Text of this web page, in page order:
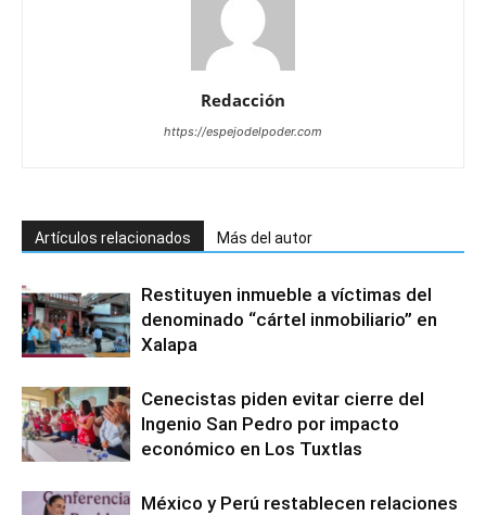
Redacción
https://espejodelpoder.com
Artículos relacionados Más del autor
Restituyen inmueble a víctimas del
denominado “cártel inmobiliario” en
Xalapa
Cenecistas piden evitar cierre del
Ingenio San Pedro por impacto
económico en Los Tuxtlas
México y Perú restablecen relaciones